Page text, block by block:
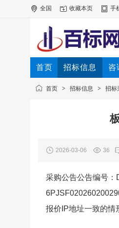
全国 收藏本页 手
首页 招标信息 咨
首页 > 招标信息 > 招标
2026-03-06 36
采购公告公告编号：
报价IP地址一致的情